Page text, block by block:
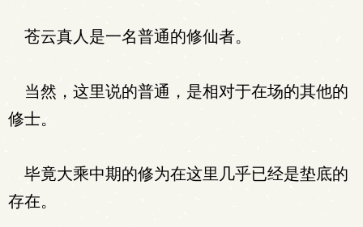
苍云真人是一名普通的修仙者。
当然，这里说的普通，是相对于在场的其他的
修士。
毕竟大乘中期的修为在这里几乎已经是垫底的
存在。